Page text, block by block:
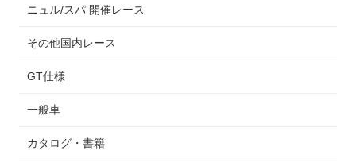
ニュル/スパ 開催レース
その他国内レース
GT仕様
一般車
カタログ・書籍